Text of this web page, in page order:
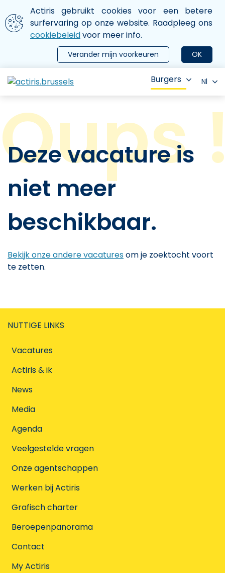
Aller au contenu principal
We gebruiken cookies
Actiris gebruikt cookies voor een betere
surfervaring op onze website. Raadpleeg ons
cookiebeleidvoor meer info.
OK
Verander mijn voorkeuren
le menu
Burgers Nl
Deze vacature is
niet meer
beschikbaar.
Bekijk onze andere vacaturesom je zoektocht voort
te zetten.
NUTTIGE LINKS
Vacatures
Actiris & ik
News
Media
Agenda
Veelgestelde vragen
Onze agentschappen
Werken bij Actiris
Grafisch charter
Beroepenpanorama
Contact
My Actiris